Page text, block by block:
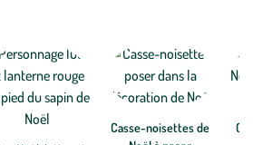
décorations en laine bouillie et le
partout dans la maison.
Casse-noisettes de